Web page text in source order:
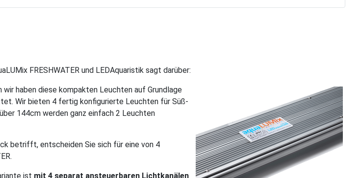
FRESHWATER und LEDAquaristik sagt darüber:
haben diese kompakten Leuchten auf Grundlage
Wir bieten 4 fertig konfigurierte Leuchten für Süß-
144cm werden ganz einfach 2 Leuchten
betrifft, entscheiden Sie sich für eine von 4
ist mit 4 separat ansteuerbaren Lichtkanälen